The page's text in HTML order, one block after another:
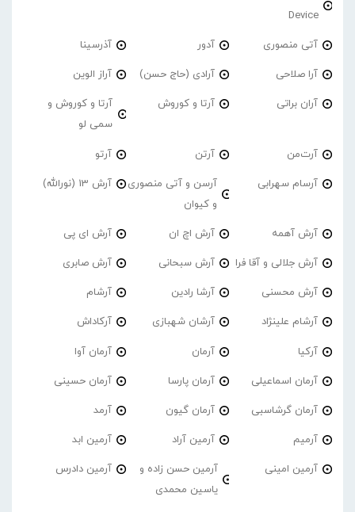
Device
آتی منصوری آدور آذرسینا
آرا صلاحی آرادی (حاج حسن) آراز الوین
آران براتی آرتا و کوروش
آرتا و کوروش و
سمی لو
آرت‌من آرتن آرتو
آرسام سهرابی
آرسن و آتی منصوری
و کیوان
آرش 13 (نورالله)
آرش آهمه آرش اچ ان آرش ای پی
آرش جلالی و آقا فرا آرش سبحانی آرش صابری
آرش محسنی آرشا رادین آرشام
آرشام علینژاد آرشان شهبازی آرکاداش
آرکیا آرمان آرمان آوا
آرمان اسماعیلی آرمان پارسا آرمان حسینی
آرمان گرشاسبی آرمان گیون آرمد
آرمیم آرمین آراد آرمین ابد
آرمین امینی
آرمین حسن زاده و
یاسین محمدی
آرمین دادرس